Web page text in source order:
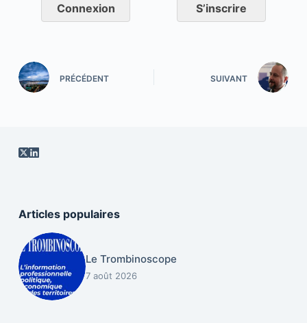
Connexion S’inscrire
PRÉCÉDENT SUIVANT
Articles populaires
Le Trombinoscope
7 août 2026